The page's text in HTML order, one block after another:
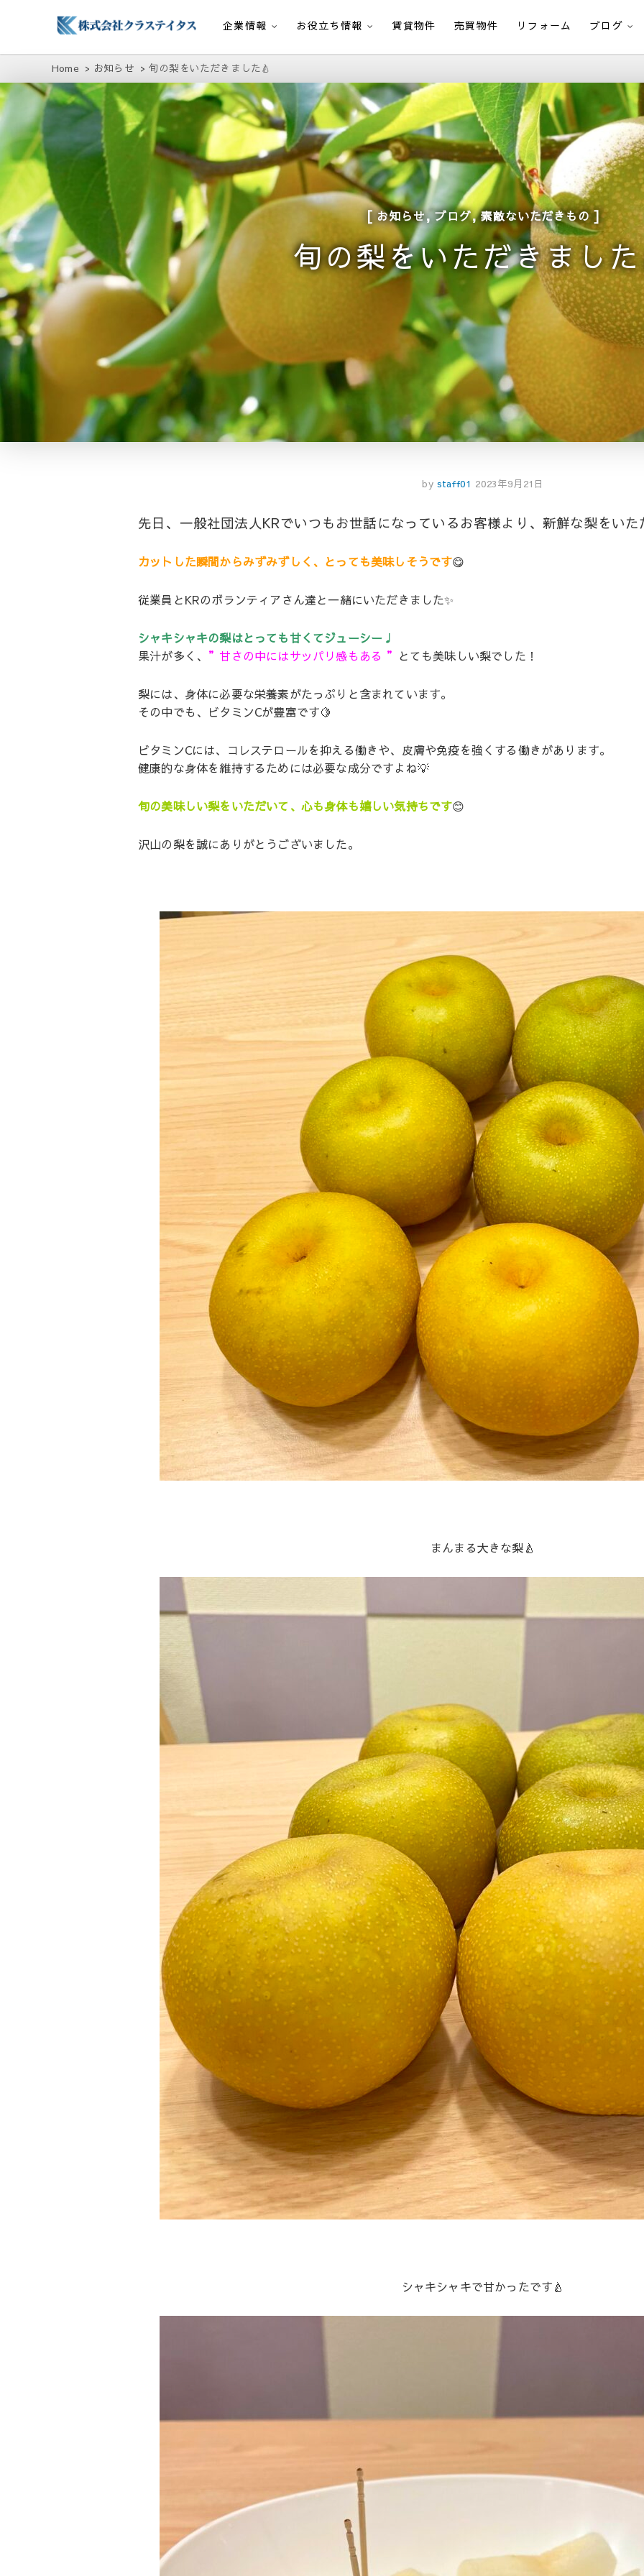
株式会社クラステイタス
企業情報 お役立ち情報 賃貸物件 売買物件 リフォーム ブログ
Home お知らせ 旬の梨をいただきました🍐
お知らせ,ブログ,素敵ないただきもの
旬の梨をいただきまし
by staff01 2023年9月21日
先日、一般社団法人KRでいつもお世話になっているお客様より、新鮮な梨をい
カットした瞬間からみずみずしく、とっても美味しそうです😋
従業員とKRのボランティアさん達と一緒にいただきました✨
シャキシャキの梨はとっても甘くてジューシー♩
果汁が多く、 ”甘さの中にはサッパリ感もある ” とても美味しい梨でした！
梨には、身体に必要な栄養素がたっぷりと含まれています。
その中でも、ビタミンCが豊富です🍋
ビタミンCには、コレステロールを抑える働きや、皮膚や免疫を強くする働きがあります。
健康的な身体を維持するためには必要な成分ですよね💡
旬の美味しい梨をいただいて、心も身体も嬉しい気持ちです😊
沢山の梨を誠にありがとうございました。
まんまる大きな梨🍐
シャキシャキで甘かったです🍐